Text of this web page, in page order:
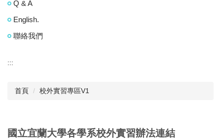
Q & A
English.
聯絡我們
:::
首頁 校外實習專區V1
國立宜蘭大學各學系校外實習辦法連結